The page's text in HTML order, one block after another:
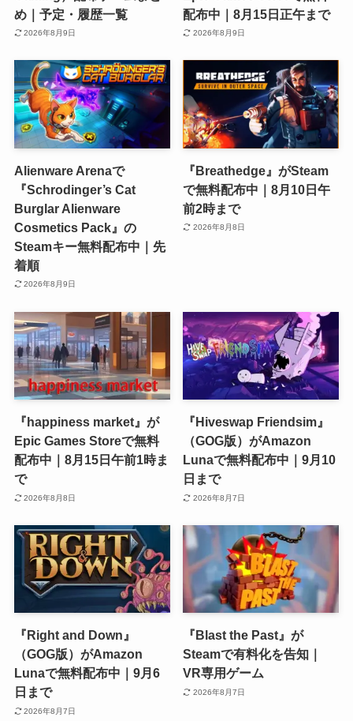
め｜予定・履歴一覧
2026年8月9日
配布中｜8月15日正午まで
2026年8月9日
Alienware Arenaで
『Schrodinger’s Cat
Burglar Alienware
Cosmetics Pack』の
Steamキー無料配布中｜先
着順
2026年8月9日
『Breathedge』がSteam
で無料配布中｜8月10日午
前2時まで
2026年8月8日
『happiness market』が
Epic Games Storeで無料
配布中｜8月15日午前1時ま
で
2026年8月8日
『Hiveswap Friendsim』
（GOG版）がAmazon
Lunaで無料配布中｜9月10
日まで
2026年8月7日
『Right and Down』
（GOG版）がAmazon
Lunaで無料配布中｜9月6
日まで
2026年8月7日
『Blast the Past』が
Steamで有料化を告知｜
VR専用ゲーム
2026年8月7日